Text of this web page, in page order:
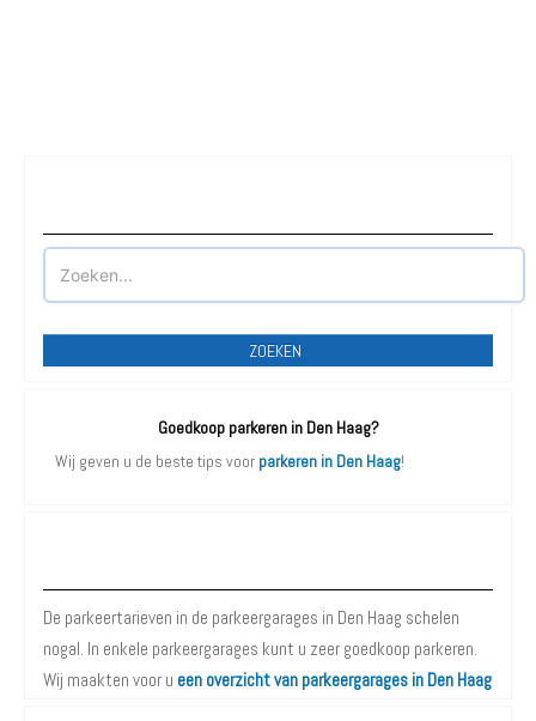
ZOEKEN
Goedkoop parkeren in Den Haag?
Wij geven u de beste tips voor parkeren in Den Haag!
De parkeertarieven in de parkeergarages in Den Haag schelen
nogal. In enkele parkeergarages kunt u zeer goedkoop parkeren.
Wij maakten voor u een overzicht van parkeergarages in Den Haag